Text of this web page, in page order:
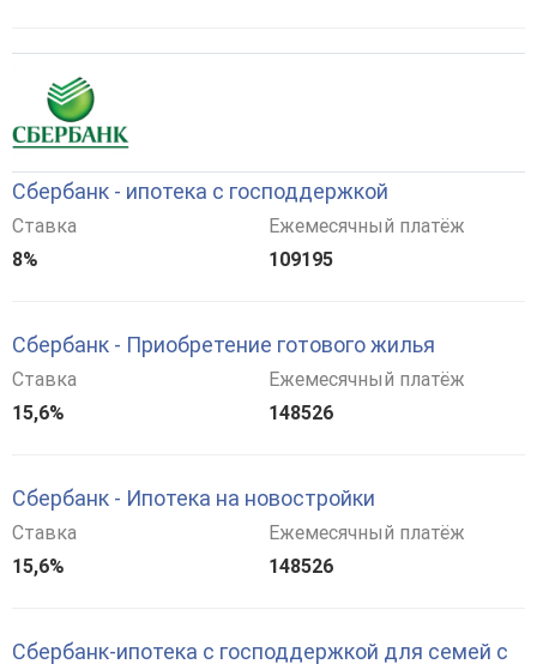
Сбербанк - ипотека с господдержкой
Ставка
8%
Ежемесячный платёж
109195
Сбербанк - Приобретение готового жилья
Ставка
15,6%
Ежемесячный платёж
148526
Сбербанк - Ипотека на новостройки
Ставка
15,6%
Ежемесячный платёж
148526
Сбербанк-ипотека с господдержкой для семей с